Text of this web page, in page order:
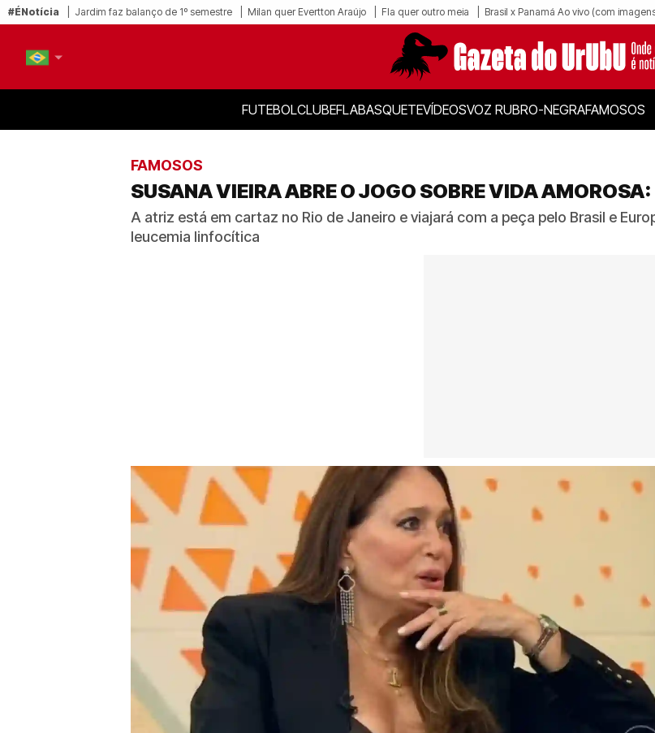
#ÉNotícia Jardim faz balanço de 1º semestre Milan quer Evertton Araújo Fla quer outro meia Brasil x Panamá Ao vivo (com
FUTEBOLCLUBEFLABASQUETEVÍDEOSVOZ RUBRO-NEGRAFAMOSOS
FAMOSOS
SUSANA VIEIRA ABRE O JOGO SOBRE VIDA
A atriz está em cartaz no Rio de Janeiro e viajará com a peça pelo Brasil e
leucemia linfocítica